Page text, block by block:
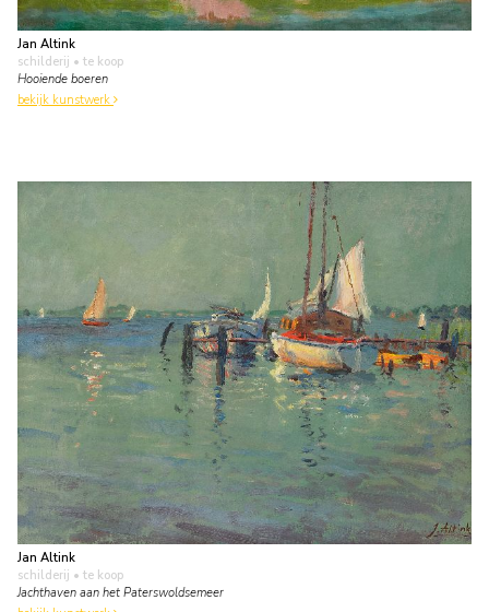
Jan Altink
schilderij • te koop
Hooiende boeren
bekijk kunstwerk
Jan Altink
schilderij • te koop
Jachthaven aan het Paterswoldsemeer